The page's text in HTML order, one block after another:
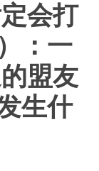
会打
：一
盟友
生什